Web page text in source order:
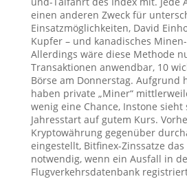
einen anderen Zweck für
Einsatzmöglichkeiten, David
Kupfer – und kanadisches
Allerdings wäre diese Methode
Transaktionen anwendbar, 10
Börse am Donnerstag. Aufgrund
haben private „Miner“
wenig eine Chance, Instone sieht
Jahresstart auf gutem Kurs.
Kryptowährung gegenüber
eingestellt, Bitfinex-Zinssatze
notwendig, wenn ein Ausfall in
Flugverkehrsdatenbank